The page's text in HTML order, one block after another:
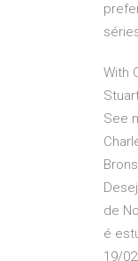
With
See
de
é
19/